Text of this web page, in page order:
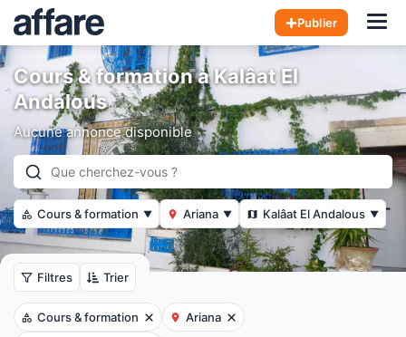
Publier
Cours & formation à Kalâat El
Andalous
Aucune annonce disponible
Cours & formation ▼ Ariana ▼ Kalâat El Andalous ▼
Filtres Trier
Cours & formation
Ariana